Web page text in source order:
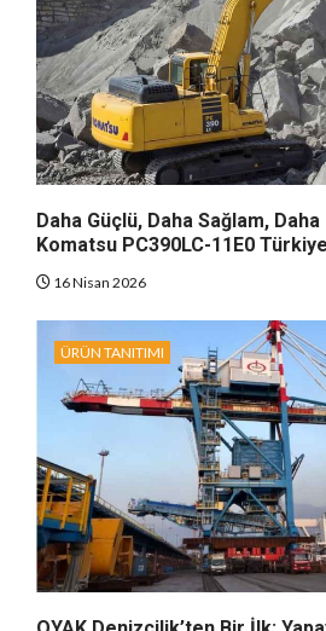
Daha Güçlü, Daha Sağlam,
Komatsu PC390LC-11E0
16 Nisan 2026
ÜRÜN TANITIMI